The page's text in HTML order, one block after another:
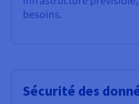
besoins.
Sécurité des